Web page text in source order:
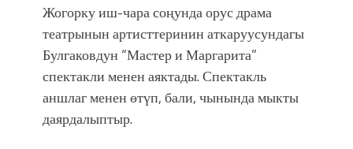
Жогорку иш-чара соңунда орус драма
театрынын артисттеринин аткаруусундагы
Булгаковдун “Мастер и Маргарита”
спектакли менен аяктады. Спектакль
аншлаг менен өтүп, бали, чынында мыкты
даярдалыптыр.